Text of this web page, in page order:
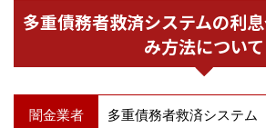
多重債務者救済システムの利
み方法について
闇金業者 多重債務者救済システム